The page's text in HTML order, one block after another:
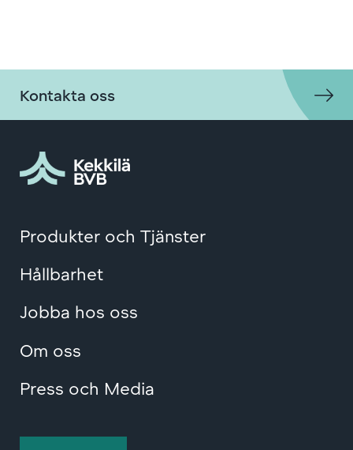
Kontakta oss
Produkter och Tjänster
Hållbarhet
Jobba hos oss
Om oss
Press och Media